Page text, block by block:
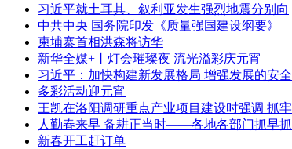
习近平就土耳其、叙利亚发生强烈地震分别向
中共中央 国务院印发《质量强国建设纲要》
柬埔寨首相洪森将访华
新华全媒+丨灯会璀璨夜 流光溢彩庆元宵
习近平：加快构建新发展格局 增强发展的安全
多彩活动迎元宵
王凯在洛阳调研重点产业项目建设时强调 抓牢
人勤春来早 备耕正当时——各地各部门抓早抓
新春开工赶订单